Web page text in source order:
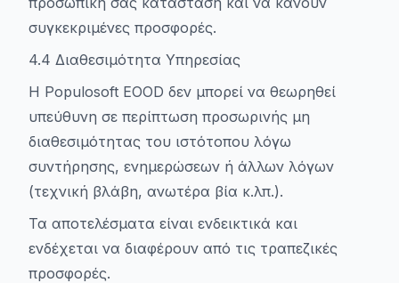
συγκεκριμένες προσφορές.
4.4 Διαθεσιμότητα Υπηρεσίας
Η Populosoft EOOD δεν μπορεί να θεωρηθεί
υπεύθυνη σε περίπτωση προσωρινής μη
διαθεσιμότητας του ιστότοπου λόγω
συντήρησης, ενημερώσεων ή άλλων λόγων
(τεχνική βλάβη, ανωτέρα βία κ.λπ.).
Τα αποτελέσματα είναι ενδεικτικά και
ενδέχεται να διαφέρουν από τις τραπεζικές
προσφορές.